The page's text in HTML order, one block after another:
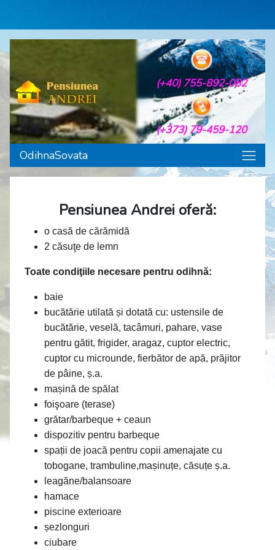
(+40) 755-892-082
(+373) 79-459-120
OdihnaSovata
Pensiunea Andrei oferă:
o casă de cărămidă
2 căsuţe de lemn
Toate condiţiile necesare pentru odihnă:
baie
bucătărie utilată și dotată cu: ustensile de
bucătărie, veselă, tacâmuri, pahare, vase
pentru gătit, frigider, aragaz, cuptor electric,
cuptor cu microunde, fierbător de apă, prăjitor
de pâine, ș.a.
mașină de spălat
foişoare (terase)
grătar/barbeque + ceaun
dispozitiv pentru barbeque
spații de joacă pentru copii amenajate cu
tobogane, trambuline,mașinuțe, căsuțe ș.a.
leagăne/balansoare
hamace
piscine exterioare
șezlonguri
ciubare